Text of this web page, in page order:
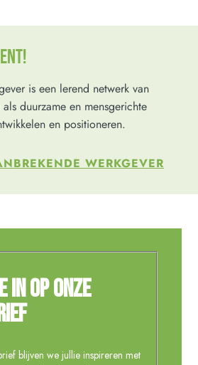
is een lerend netwerk van
duurzame en mensgerichte
en positioneren.
WERKGEVER